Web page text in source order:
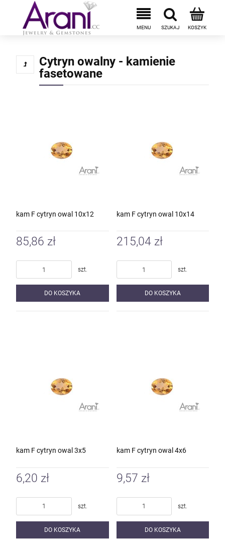
Cytryn owalny - kamienie
fasetowane
kam F cytryn owal 10x12
85,86 zł
szt.
DO KOSZYKA
kam F cytryn owal 10x14
215,04 zł
szt.
DO KOSZYKA
kam F cytryn owal 3x5
6,20 zł
szt.
DO KOSZYKA
kam F cytryn owal 4x6
9,57 zł
szt.
DO KOSZYKA